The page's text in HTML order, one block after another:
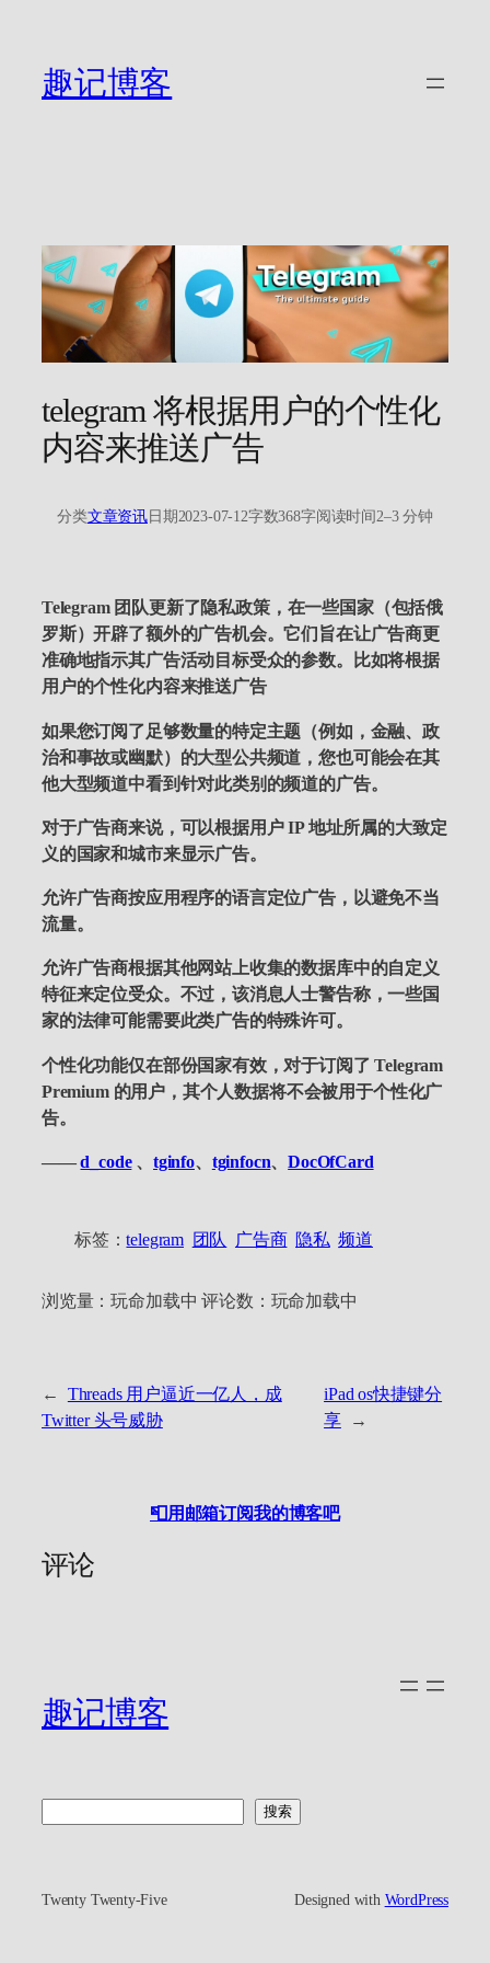
趣记博客
telegram 将根据用户的个性化
内容来推送广告
分类文章资讯日期2023-07-12字数368字阅读时间2–3 分钟
Telegram 团队更新了隐私政策，在一些国家（包括俄
罗斯）开辟了额外的广告机会。它们旨在让广告商更
准确地指示其广告活动目标受众的参数。比如将根据
用户的个性化内容来推送广告
如果您订阅了足够数量的特定主题（例如，金融、政
治和事故或幽默）的大型公共频道，您也可能会在其
他大型频道中看到针对此类别的频道的广告。
对于广告商来说，可以根据用户 IP 地址所属的大致定
义的国家和城市来显示广告。
允许广告商按应用程序的语言定位广告，以避免不当
流量。
允许广告商根据其他网站上收集的数据库中的自定义
特征来定位受众。不过，该消息人士警告称，一些国
家的法律可能需要此类广告的特殊许可。
个性化功能仅在部份国家有效，对于订阅了 Telegram
Premium 的用户，其个人数据将不会被用于个性化广
告。
——d_code、tginfo、 tginfocn、DocOfCard
标签：telegram 团队 广告商 隐私 频道
浏览量：玩命加载中 评论数： 玩命加载中
←
Threads 用户逼近一亿人，成
Twitter 头号威胁
iPad os快捷键分
享
→
📮用邮箱订阅我的博客吧
评论
趣记博客
搜索
Twenty Twenty-Five Designed with WordPress